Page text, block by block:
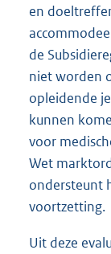
en
de
niet worden
opleidende
kunnen
voor
Wet
ondersteunt
voortzetting.
Uit deze